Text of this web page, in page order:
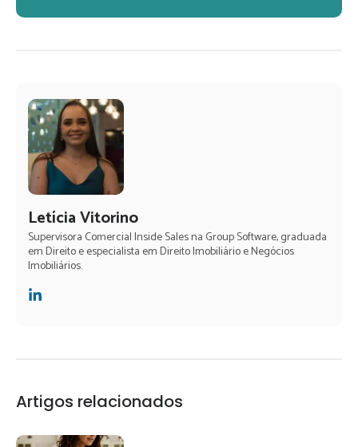
Letícia Vitorino
Supervisora Comercial Inside Sales na Group Software, graduada
em Direito e especialista em Direito Imobiliário e Negócios
Imobiliários.
Artigos relacionados